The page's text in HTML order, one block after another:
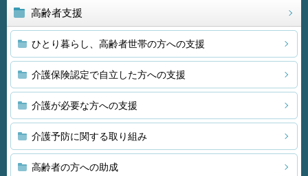
高齢者支援
ひとり暮らし、高齢者世帯の方への支援
介護保険認定で自立した方への支援
介護が必要な方への支援
介護予防に関する取り組み
高齢者の方への助成